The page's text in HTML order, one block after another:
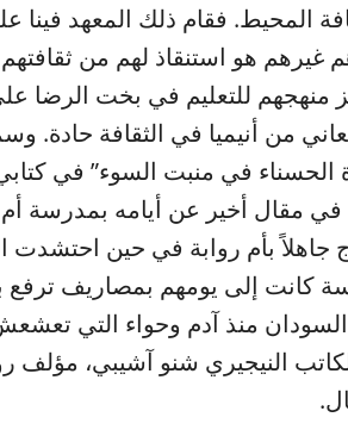
المحيط. فقام ذلك المعهد فينا
هو استنقاذ لهم من
منهجهم للتعليم في بخت الرضا
من أنيميا في الثقافة حادة.
الحسناء في منبت السوء” في
في مقال أخير عن أيامه بمدرسة
جاهلاً بأم روابة في حين
كانت إلى يومهم بمصاريف
السودان منذ آدم وحواء التي
النيجيري شنو آشيبي، مؤلف